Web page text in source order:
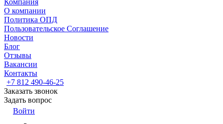
Компания
О компании
Политика ОПД
Пользовательское Соглашение
Новости
Блог
Отзывы
Вакансии
Контакты
+7 812 490-46-25
Заказать звонок
Задать вопрос
Войти